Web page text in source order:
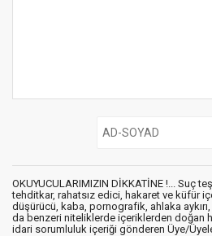
OKUYUCULARIMIZIN DİKKATİNE !... Suç
tehditkar, rahatsız edici, hakaret ve küfür
düşürücü, kaba, pornografik, ahlaka
da benzeri niteliklerde içeriklerden doğan
idari sorumluluk içeriği gönderen Üye/